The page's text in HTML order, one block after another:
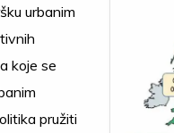
urbanim
koje se
pružiti